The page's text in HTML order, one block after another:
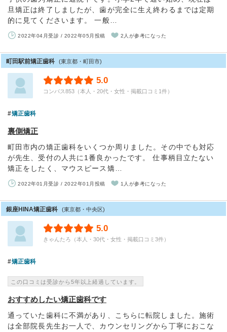
旦矯正は終了しましたが、歯が完全に生え終わるまでは定期
的に見てくださいます。 一般…
2022年04月受診 / 2022年05月投稿 2人が参考になった
町田駅前矯正歯科 (東京都・町田市)
5.0
コンパス853（本人・20代・女性・掲載口コミ1件）
矯正歯科
裏側矯正
町田市内の矯正歯科をいくつか周りました。その中でも対応
が先生、受付の人共に1番良かったです。 仕事柄目立たない
矯正をしたく、マウスピース矯…
2022年01月受診 / 2022年01月投稿 1人が参考になった
銀座HINA矯正歯科 (東京都・中央区)
5.0
きゃんたろ（本人・30代・女性・掲載口コミ3件）
矯正歯科
この口コミは受診から5年以上経過しています。
おすすめしたい矯正歯科です
通っていた歯科に不満があり、こちらに転院しました。施術
は全部院長先生お一人で、カウンセリングから丁寧におこな